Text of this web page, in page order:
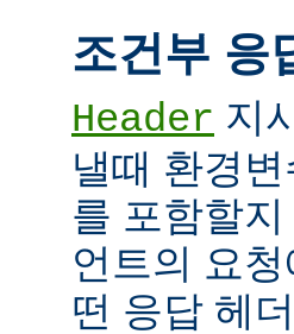
조건부 응
Header 지
낼때 환경
를 포함할
언트의 요
떤 응답 헤